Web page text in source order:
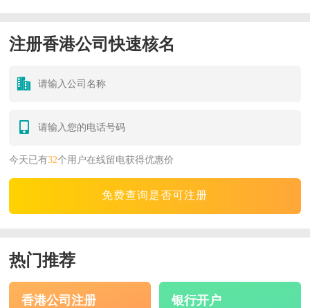
注册香港公司快速核名
今天已有32个用户在线留电获得优惠价
免费查询是否可注册
热门推荐
香港公司注册 银行开户